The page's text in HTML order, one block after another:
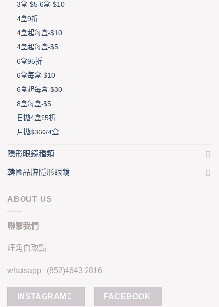
3盒-$5 6盒-$10
4盒9折
4盒起每盒-$10
4盒起每盒-$5
6盒95折
6盒每盒-$10
6盒起每盒-$30
8盒每盒-$5
日拋4盒95折
月拋$360/4盒
隱形眼鏡種類
韓國品牌隱形眼鏡
ABOUT US
聯繫我們
旺角自取點
whatsapp : (852)4643 2816
INSTAGRAM FACEBOOK